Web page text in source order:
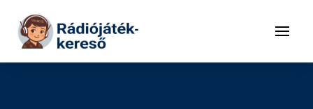
Tovább a tartalomhoz
Menü